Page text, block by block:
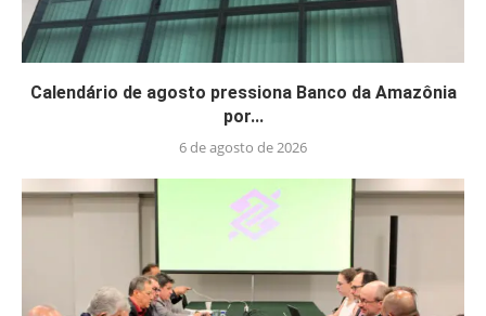
Calendário de agosto pressiona Banco da Amazônia
por...
6 de agosto de 2026